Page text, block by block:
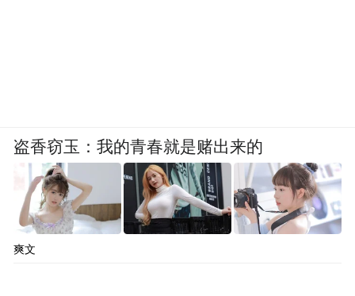
盗香窃玉：我的青春就是赌出来的
爽文